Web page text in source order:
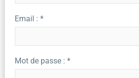
Email : *
Mot de passe : *